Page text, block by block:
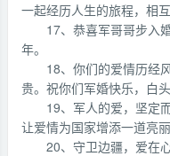
一起经历人生的旅程，相
17、恭喜军哥哥步入
年。
18、你们的爱情历经
贵。祝你们军婚快乐，白头
19、军人的爱，坚定
让爱情为国家增添一道亮丽
20、守卫边疆，爱在